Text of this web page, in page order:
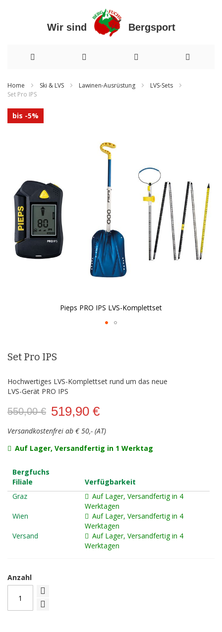
Wir sind Bergsport
zum
Inhalt
Home Ski & LVS Lawinen-Ausrüstung
LVS-Sets
Set Pro IPS
Zum
Ende
Pieps PRO IPS LVS-Komplettset
der
bis -5%
Set Pro IPS
Hochwertiges LVS-Komplettset rund um das neue
LVS-Gerät PRO IPS
550,00 € 519,90 €
Versandkostenfrei ab € 50,- (AT)
Auf Lager, Versandfertig in 1 Werktag
Bergfuchs
Filiale
Verfügbarkeit
Graz
Auf Lager, Versandfertig in 4
Werktagen
Wien
Auf Lager, Versandfertig in 4
Werktagen
Versand
Auf Lager, Versandfertig in 4
Werktagen
Anzahl